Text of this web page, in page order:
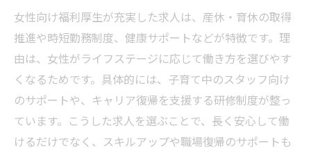
女性向け福利厚生が充実した求人は、産休・育休の取得
推進や時短勤務制度、健康サポートなどが特徴です。理
由は、女性がライフステージに応じて働き方を選びやす
くなるためです。具体的には、子育て中のスタッフ向け
のサポートや、キャリア復帰を支援する研修制度が整っ
ています。こうした求人を選ぶことで、長く安心して働
けるだけでなく、スキルアップや職場復帰のサポートも